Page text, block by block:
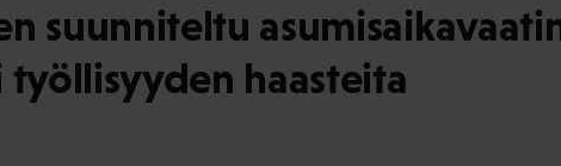
suunniteltu
haasteita